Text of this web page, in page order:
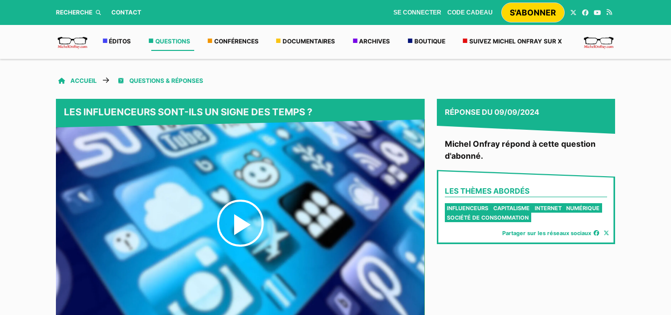
RECHERCHE CONTACT SE CONNECTER CODE CADEAU S'ABONNER
ÉDITOS QUESTIONS CONFÉRENCES DOCUMENTAIRES ARCHIVES BOUTIQUE SUIVEZ MICHEL ONFRAY SUR X
ACCUEIL QUESTIONS & RÉPONSES
LES INFLUENCEURS SONT-ILS UN SIGNE DES TEMPS ?
Play
Video
RÉPONSEDU 09/09/2024
Michel Onfray répond à cette question
d'abonné.
LES THÈMES ABORDÉS
INFLUENCEURS CAPITALISME INTERNET
NUMÉRIQUE
SOCIÉTÉ DE CONSOMMATION
Partager sur les réseaux sociaux